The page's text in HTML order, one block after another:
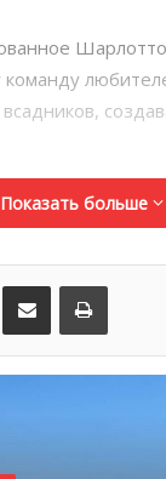
и Шарлотта
— семейному
Гаудиано.
мероприятие
Показать больше
Поделиться по электронной почте